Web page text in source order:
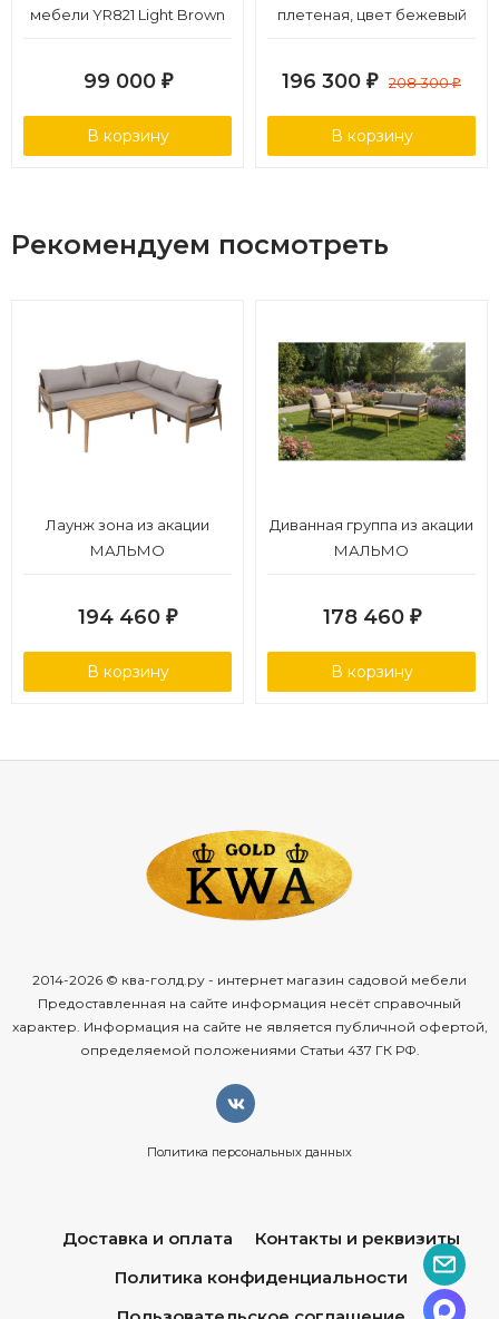
мебели YR821 Light Brown
99 000 ₽
В корзину
плетеная, цвет бежевый
196 300 ₽ 208 300₽
В корзину
Рекомендуем посмотреть
Лаунж зона из акации
МАЛЬМО
194 460 ₽
В корзину
Диванная группа из акации
МАЛЬМО
178 460 ₽
В корзину
2014-2026 © ква-голд.ру - интернет магазин садовой мебели
Предоставленная на сайте информация несёт справочный
характер. Информация на сайте не является публичной офертой,
определяемой положениями Статьи 437 ГК РФ.
Политика персональных данных
Доставка и оплата
Контакты и реквизиты
Политика конфиденциальности